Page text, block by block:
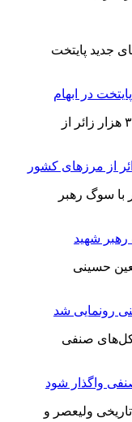
در ابهام
رونمایی شد
واگذار شود